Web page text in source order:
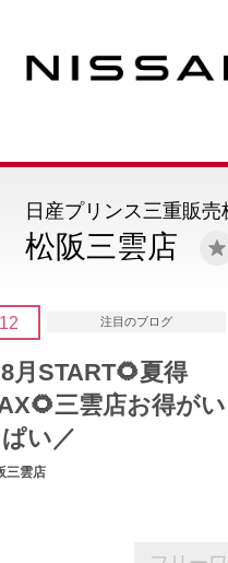
松阪三雲店
日産プリンス三重販売
11
＼威